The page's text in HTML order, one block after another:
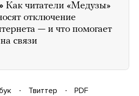
Как читатели «Медузы»
отключение
— и что помогает
связи
Твиттер
PDF